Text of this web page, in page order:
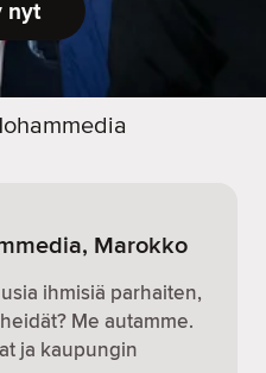
nyt
Marokko
ihmisiä parhaiten,
Me autamme.
ja kaupungin